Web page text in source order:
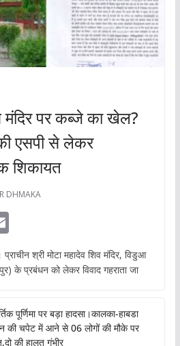
मंदिर पर कब्जे का खेल?
एसपी से लेकर
शिकायत
DHMAKA
E
m
ai श्री मोटा महादेव शिव मंदिर, विडुआ
के प्रबंधन को लेकर विवाद गहराता जा
पूर्णिमा पर बड़ा हादसा।कालका-हाबडा
की चपेट में आने से 06 लोगों की मौके पर
की हालत गंभीर